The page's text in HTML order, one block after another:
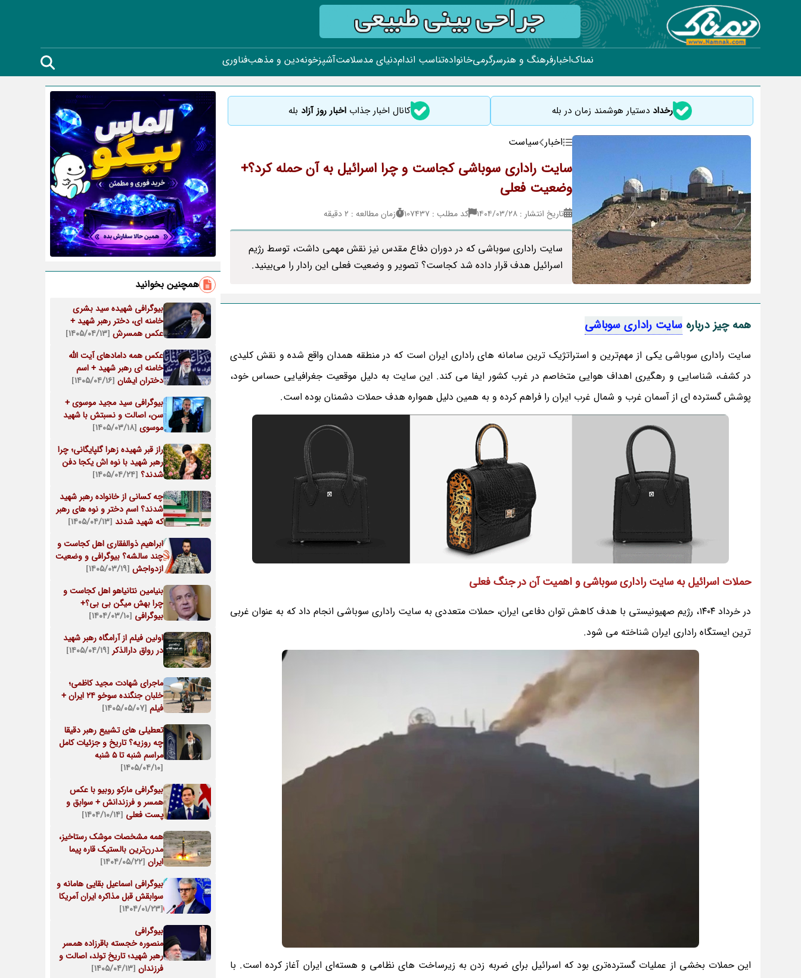
نمناکاخبارفرهنگ و هنرسرگرمیخانوادهتناسب اندامدنیای مدسلامتآشپزخونهدین و مذهبفناوری
رخداد دستیار هوشمند زمان در بله کانال اخبار جذاب اخبار روز آزاد بله
اخبار سیاست
سایت راداری سوباشی کجاست و چرا اسرائیل به آن حمله کرد؟+
وضعیت فعلی
تاریخ انتشار : ۱۴۰۴/۰۳/۲۸ کد مطلب : 107437 زمان مطالعه : 2 دقیقه
سایت راداری سوباشی که در دوران دفاع مقدس نیز نقش مهمی داشت، توسط رژیم
اسرائیل هدف قرار داده شد کجاست؟ تصویر و وضعیت فعلی این رادار را می‌بینید.
همه چیز درباره سایت راداری سوباشی
سایت راداری سوباشی یکی از مهم‌ترین و استراتژیک ‌ترین سامانه‌ های راداری ایران است که در منطقه همدان واقع شده و نقش کلیدی
در کشف، شناسایی و رهگیری اهداف هوایی متخاصم در غرب کشور ایفا می ‌کند. این سایت به دلیل موقعیت جغرافیایی حساس خود،
پوشش گسترده ‌ای از آسمان غرب و شمال غرب ایران را فراهم کرده و به همین دلیل همواره هدف حملات دشمنان بوده است.
حملات اسرائیل به سایت راداری سوباشی و اهمیت آن در جنگ فعلی
در خرداد ۱۴۰۴، رژیم صهیونیستی با هدف کاهش توان دفاعی ایران، حملات متعددی به سایت راداری سوباشی انجام داد که به عنوان غربی
‌ترین ایستگاه راداری ایران شناخته می ‌شود.
این حملات بخشی از عملیات گسترده‌تری بود که اسرائیل برای ضربه زدن به زیرساخت‌ های نظامی و هسته‌ای ایران آغاز کرده است. با
همچنین بخوانید
بیوگرافی شهیده سید بشری
خامنه ای، دختر رهبر شهید +
عکس همسرش [۱۴۰۵/۰۴/۱۳]
عکس همه دامادهای آیت الله
خامنه ای رهبر شهید + اسم
دختران ایشان [۱۴۰۵/۰۴/۱۶]
بیوگرافی سید مجید موسوی +
سن، اصالت و نسبتش با شهید
موسوی [۱۴۰۵/۰۳/۱۸]
راز قبر شهیده زهرا گلپایگانی؛ چرا
رهبر شهید با نوه اش یکجا دفن
شدند؟ [۱۴۰۵/۰۴/۲۴]
چه کسانی از خانواده رهبر شهید
شدند؟ اسم دختر و نوه های رهبر
که شهید شدند [۱۴۰۵/۰۴/۱۳]
ابراهیم ذوالفقاری اهل کجاست و
چند سالشه؟ بیوگرافی و وضعیت
ازدواجش [۱۴۰۵/۰۳/۱۹]
بنیامین نتانیاهو اهل کجاست و
چرا بهش میگن بی بی؟+
بیوگرافی [۱۴۰۴/۰۳/۱۰]
اولین فیلم از آرامگاه رهبر شهید
در رواق دارالذکر [۱۴۰۵/۰۴/۱۹]
ماجرای شهادت مجید کاظمی؛
خلبان جنگنده سوخو ۲۴ ایران +
فیلم [۱۴۰۵/۰۵/۰۷]
تعطیلی های تشییع رهبر دقیقا
چه روزیه؟ تاریخ و جزئیات کامل
مراسم شنبه تا 5 شنبه
[۱۴۰۵/۰۴/۱۰]
بیوگرافی مارکو روبیو با عکس
همسر و فرزندانش + سوابق و
پست فعلی [۱۴۰۴/۱۰/۱۴]
همه مشخصات موشک رستاخیز،
مدرن‌ترین بالستیک قاره پیما
ایران [۱۴۰۴/۰۵/۲۲]
بیوگرافی اسماعیل بقایی هامانه و
سوابقش قبل مذاکره ایران آمریکا
[۱۴۰۴/۰۱/۲۳]
بیوگرافی
منصوره خجسته باقرزاده همسر
رهبر شهید؛ تاریخ تولد، اصالت و
فرزندان [۱۴۰۵/۰۴/۱۳]